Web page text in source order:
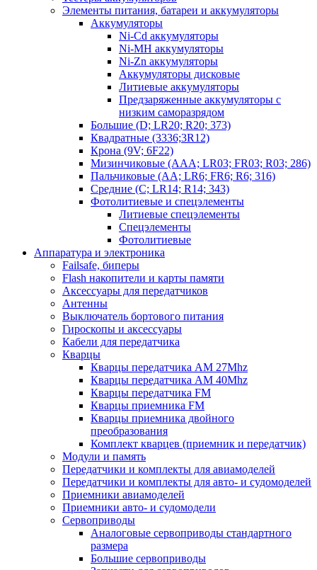
Элементы питания, батареи и аккумуляторы
Аккумуляторы
Ni-Cd аккумуляторы
Ni-MH аккумуляторы
Ni-Zn аккумуляторы
Аккумуляторы дисковые
Литиевые аккумуляторы
Предзаряженные аккумуляторы с
низким саморазрядом
Большие (D; LR20; R20; 373)
Квадратные (3336;3R12)
Крона (9V; 6F22)
Мизинчиковые (AAA; LR03; FR03; R03; 286)
Пальчиковые (AA; LR6; FR6; R6; 316)
Средние (C; LR14; R14; 343)
Фотолитиевые и спецэлементы
Литиевые спецэлементы
Спецэлементы
Фотолитиевые
Аппаратура и электроника
Failsafe, биперы
Flash накопители и карты памяти
Аксессуары для передатчиков
Антенны
Выключатель бортового питания
Гироскопы и аксессуары
Кабели для передатчика
Кварцы
Кварцы передатчика AM 27Mhz
Кварцы передатчика AM 40Mhz
Кварцы передатчика FM
Кварцы приемника FM
Кварцы приемника двойного
преобразования
Комплект кварцев (приемник и передатчик)
Модули и память
Передатчики и комплекты для авиамоделей
Передатчики и комплекты для авто- и судомоделей
Приемники авиамоделей
Приемники авто- и судомодели
Сервоприводы
Аналоговые сервоприводы стандартного
размера
Большие сервоприводы